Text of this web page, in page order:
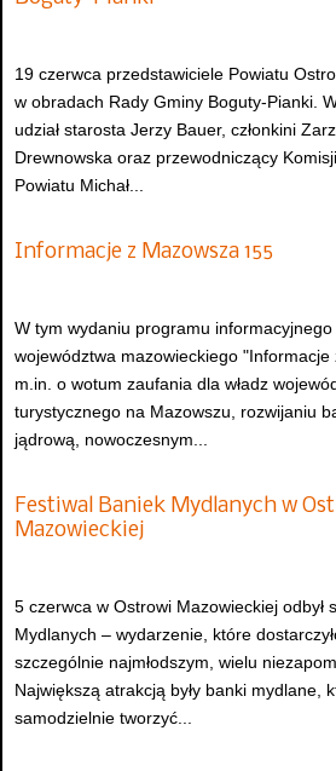
19 czerwca przedstawiciele Powiatu
w obradach Rady Gminy Boguty-Pianki.
udział starosta Jerzy Bauer, członkini
Drewnowska oraz przewodniczący
Powiatu Michał...
Informacje z Mazowsza 155
W tym wydaniu programu
województwa mazowieckiego
m.in. o wotum zaufania dla władz
turystycznego na Mazowszu, rozwijaniu
jądrową, nowoczesnym...
Festiwal Baniek Mydlanych w
Mazowieckiej
5 czerwca w Ostrowi Mazowieckiej odbył
Mydlanych – wydarzenie, które
szczególnie najmłodszym, wielu
Największą atrakcją były banki mydlane,
samodzielnie tworzyć...